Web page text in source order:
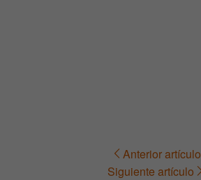
Navegación Anterior artículo
Siguiente artículo